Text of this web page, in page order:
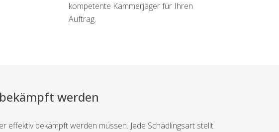
kompetente Kammerjäger für Ihren
Auftrag.
werden
effektiv bekämpft werden müssen. Jede Schädlingsart stellt